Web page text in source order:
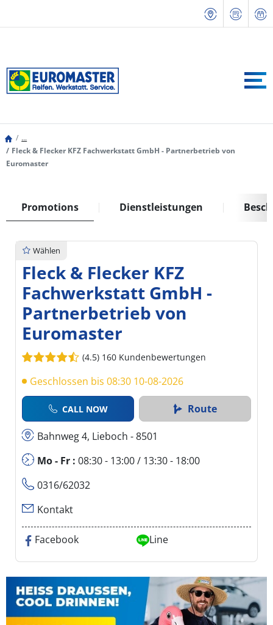
...
Fleck & Flecker KFZ Fachwerkstatt GmbH - Partnerbetrieb von
Euromaster
Promotions Dienstleistungen
Wählen
Fleck & Flecker KFZ
Fachwerkstatt GmbH -
Partnerbetrieb von
Euromaster
(4.5) 160 Kundenbewertungen
Geschlossen bis 08:30 10-08-2026
CALL NOW Route
Bahnweg 4, Lieboch - 8501
Mo - Fr : 08:30 - 13:00 / 13:30 - 18:00
0316/62032
Kontakt
Facebook Line